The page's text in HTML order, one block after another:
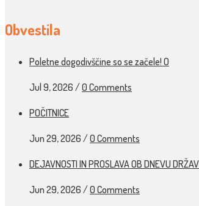
Obvestila
Poletne dogodivščine so se začele! O
Jul 9, 2026 /0 Comments
POČITNICE
Jun 29, 2026 /0 Comments
DEJAVNOSTI IN PROSLAVA OB DNEVU
Jun 29, 2026 /0 Comments